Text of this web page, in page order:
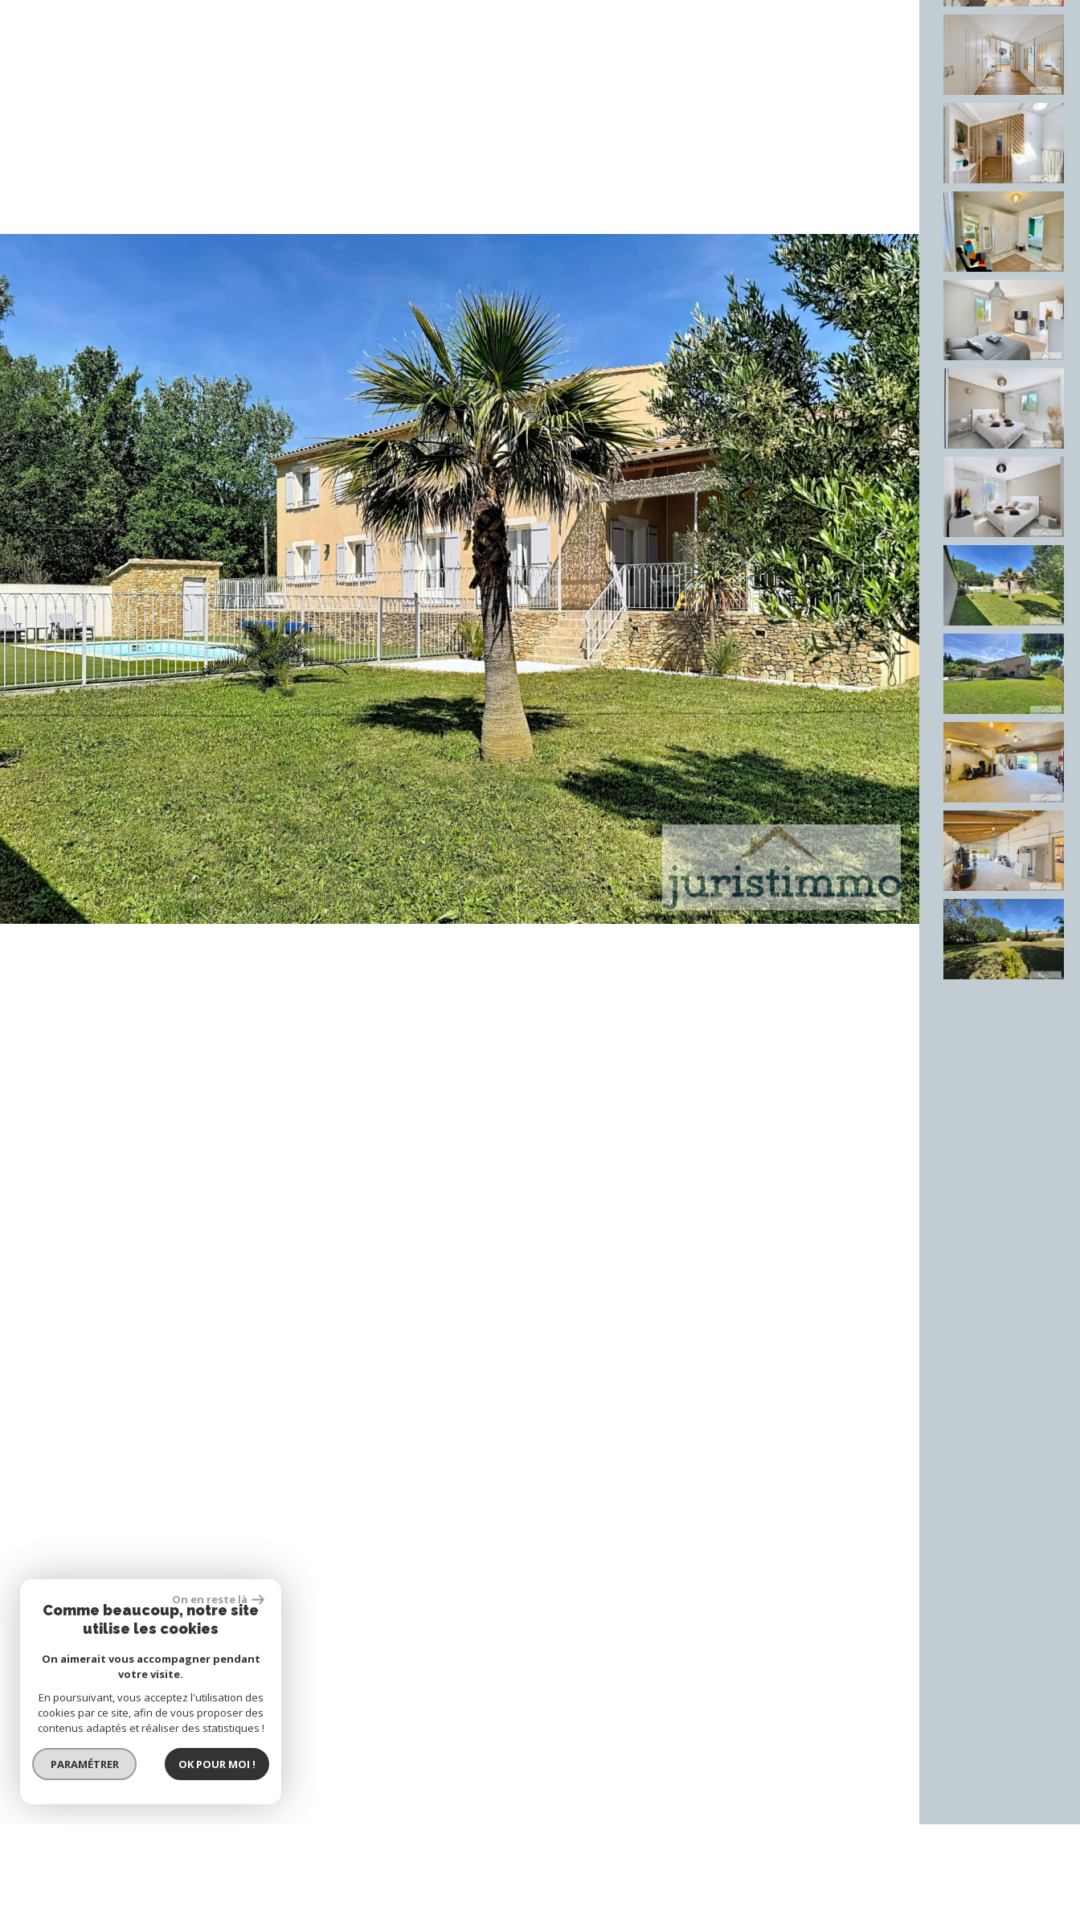
On en reste là
Comme beaucoup, notre site
utilise les cookies
On aimerait vous accompagner pendant
votre visite.
En poursuivant, vous acceptez l'utilisation des
cookies par ce site, afin de vous proposer des
contenus adaptés et réaliser des statistiques !
PARAMÉTRER OK POUR MOI !